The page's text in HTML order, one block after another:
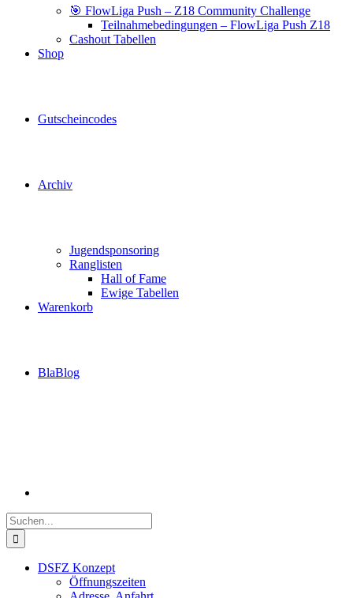
🎯 FlowLiga Push – Z18 Community Challenge
Teilnahmebedingungen – FlowLiga Push Z18
Cashout Tabellen
Shop
Gutscheincodes
Archiv
Jugendsponsoring
Ranglisten
Hall of Fame
Ewige Tabellen
Warenkorb
BlaBlog
Suche
nach:
DSFZ Konzept
Öffnungszeiten